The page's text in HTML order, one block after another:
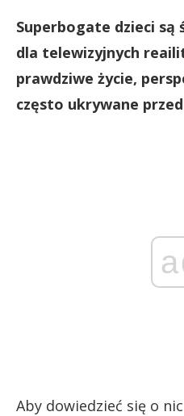
Superbogate dzieci
dla telewizyjnych
prawdziwe życie,
często ukrywane
Aby dowiedzieć się o